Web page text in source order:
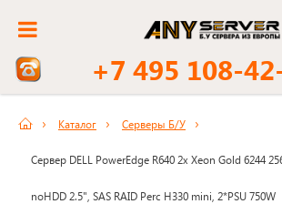
+7 495 108-
Каталог Серверы Б/У
Сервер DELL PowerEdge R640 2x Xeon Gold 6244
noHDD 2.5", SAS RAID Perc H330 mini, 2*PSU 750W